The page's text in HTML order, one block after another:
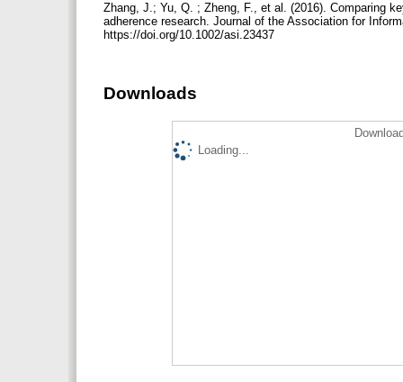
Zhang, J.; Yu, Q. ; Zheng, F., et al. (2016). Comparing
adherence research. Journal of the Association for
https://doi.org/10.1002/asi.23437
Downloads
Loading...